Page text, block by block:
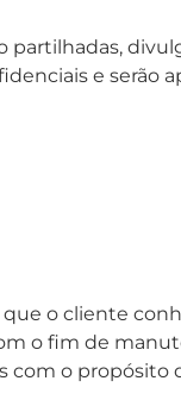
partilhadas,
e serão
o cliente
o fim de
com o propósito